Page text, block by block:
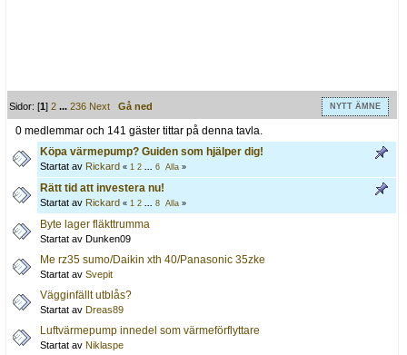
Sidor: [1]2 ...236 Next Gå ned NYTT ÄMNE
0 medlemmar och 141 gäster tittar på denna tavla.
Köpa värmepump? Guiden som hjälper dig!
Startat av Rickard « 1 2 6 Alla »
Rätt tid att investera nu!
Startat av Rickard « 1 2 8 Alla »
Byte lager fläkttrumma
Startat av Dunken09
Me rz35 sumo/Daikin xth 40/Panasonic 35zke
Startat av Svepit
Vägginfällt utblås?
Startat av Dreas89
Luftvärmepump innedel som värmeförflyttare
Startat av Niklaspe